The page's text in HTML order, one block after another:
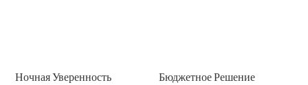
Ночная Уверенность Бюджетное Решение